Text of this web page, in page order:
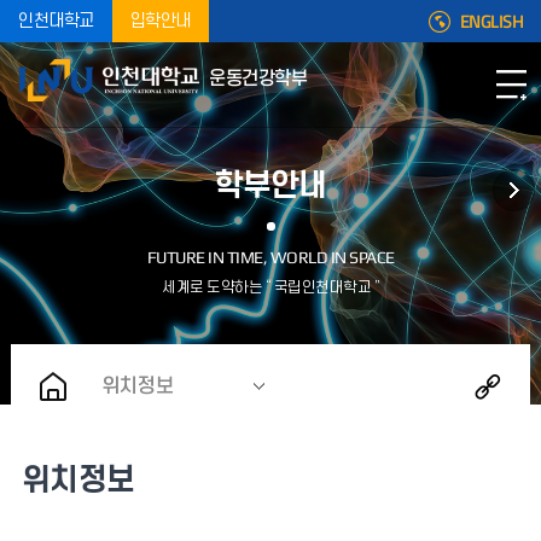
인천대학교 입학안내 ENGLISH
운동건강학부
학부안내
위치정보
위치정보